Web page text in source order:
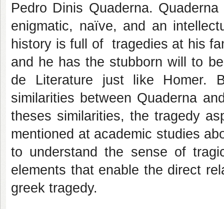
Pedro Dinis Quaderna.
enigmatic, naïve, and an
history is full of tragedies at his
and he has the stubborn will to
de Literature just like Homer.
similarities between Quaderna
theses similarities, the tragedy
mentioned at academic studies
to understand the sense of
elements that enable the direct
greek tragedy.